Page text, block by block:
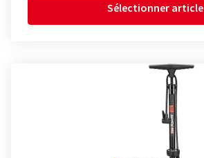
Sélectionner article